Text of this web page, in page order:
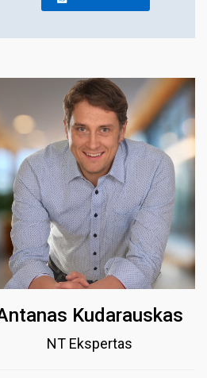
Kudarauskas
NT Ekspertas